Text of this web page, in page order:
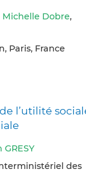
Michelle Dobre,
Paris, France
l’utilité
GRESY
des